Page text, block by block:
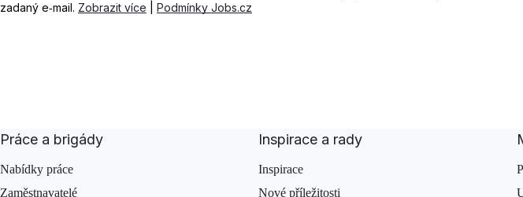
zadaný e‑mail. Zobrazit více Podmínky Jobs.cz
Práce a brigády
Nabídky práce
Zaměstnavatelé
Inspirace a rady
Inspirace
Nové příležitosti